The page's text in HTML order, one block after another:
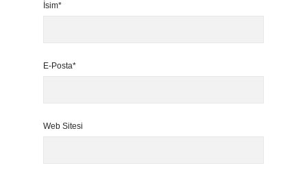
İsim*
E-Posta*
Web Sitesi